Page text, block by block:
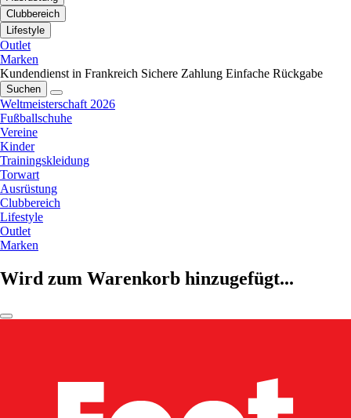
Clubbereich
Lifestyle
Outlet
Marken
Kundendienst in Frankreich Sichere Zahlung Einfache Rückgabe
Suchen
Weltmeisterschaft 2026
Fußballschuhe
Vereine
Kinder
Trainingskleidung
Torwart
Ausrüstung
Clubbereich
Lifestyle
Outlet
Marken
Wird zum Warenkorb hinzugefügt...